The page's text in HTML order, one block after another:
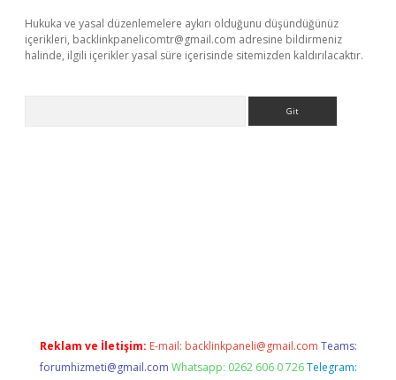
Hukuka ve yasal düzenlemelere aykırı olduğunu düşündüğünüz
içerikleri, backlinkpanelicomtr@gmail.com adresine bildirmeniz
halinde, ilgili içerikler yasal süre içerisinde sitemizden kaldırılacaktır.
Reklam ve İletişim: E-mail: backlinkpaneli@gmail.com Teams:
forumhizmeti@gmail.com Whatsapp: 0262 606 0 726 Telegram: